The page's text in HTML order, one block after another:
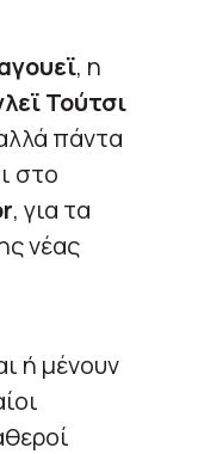
, η
Τούτσι
πάντα
στο
, για τα
νέας
ή μένουν